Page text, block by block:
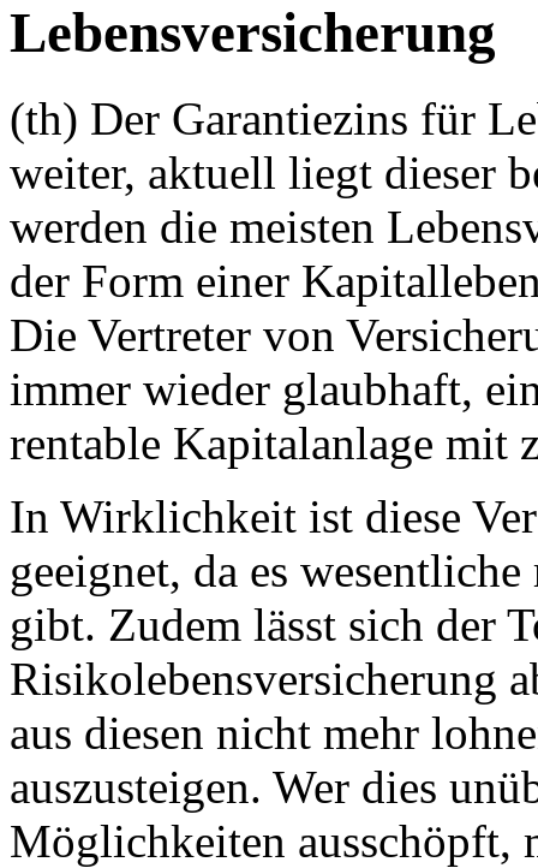
Lebensversicherung
(th) Der Garantiezins für
weiter, aktuell liegt dieser
werden die meisten
der Form einer
Die Vertreter von
immer wieder glaubhaft,
rentable Kapitalanlage mit
In Wirklichkeit ist diese
geeignet, da es
gibt. Zudem lässt sich der
Risikolebensversicherung
aus diesen nicht mehr
auszusteigen. Wer dies
Möglichkeiten ausschöpft,